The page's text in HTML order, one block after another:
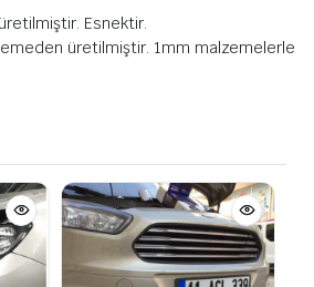
Esnektir.
üretilmiştir. 1mm malzemelerle